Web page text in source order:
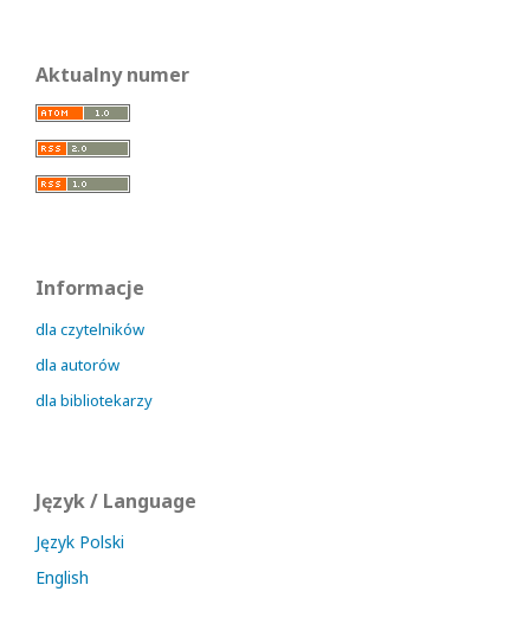
Aktualny numer
Informacje
dla czytelników
dla autorów
dla bibliotekarzy
Język / Language
Język Polski
English